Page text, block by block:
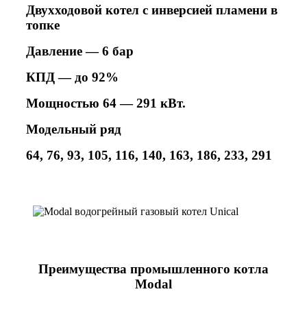
Двухходовой котел с инверсией пламени в
топке
Давление — 6 бар
КПД — до 92%
Мощностью 64 — 291 кВт.
Модельный ряд
64, 76, 93, 105, 116, 140, 163, 186, 233, 291
Преимущества промышленного котла
Modal